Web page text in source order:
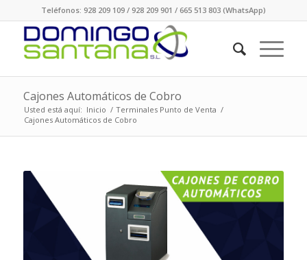
Teléfonos: 928 209 109 / 928 209 901 / 665 513 803 (WhatsApp)
Cajones Automáticos de Cobro
Usted está aquí: Inicio / Terminales Punto de Venta /
Cajones Automáticos de Cobro